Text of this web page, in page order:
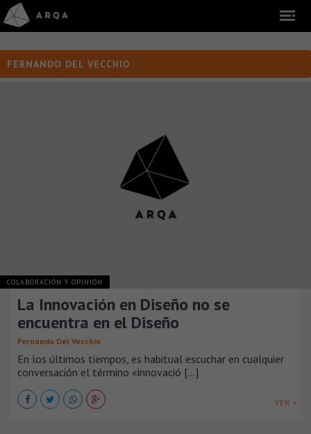
FERNANDO DEL VECCHIO
COLABORACIÓN Y OPINIÓN
La Innovación en Diseño no se
encuentra en el Diseño
Fernando Del Vecchio
En los últimos tiempos, es habitual escuchar en cualquier
conversación el término «innovació [...]
VER +